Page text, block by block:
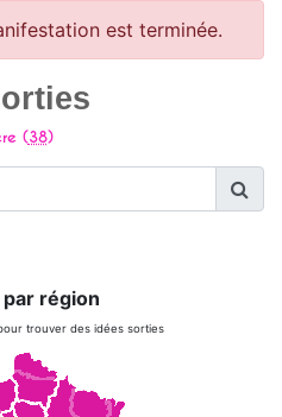
est terminée.
(38)
région
trouver des idées sorties